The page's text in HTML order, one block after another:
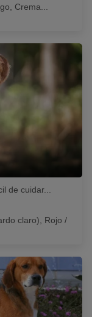
Crema...
de cuidar...
claro), Rojo /